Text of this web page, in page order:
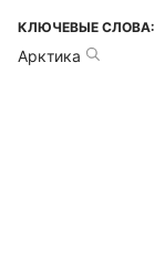
КЛЮЧЕВЫЕ СЛОВА:
Арктика